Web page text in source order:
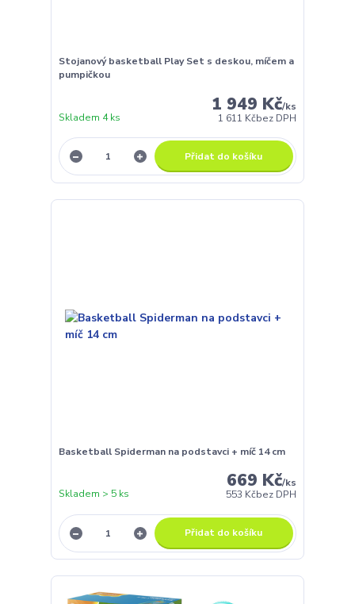
Stojanový basketball Play Set s deskou, míčem a
pumpičkou
1 949 Kč/ks
1 611 Kčbez DPH
Skladem 4 ks
Přidat do košíku
Basketball Spiderman na podstavci + míč 14 cm
669 Kč/ks
553 Kčbez DPH
Skladem > 5 ks
Přidat do košíku